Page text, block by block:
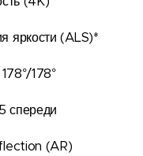
яркости (ALS)*
178°
спереди
(AR)